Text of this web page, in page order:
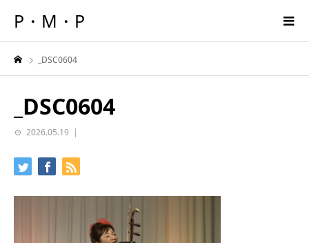
P・M・P
_DSC0604
_DSC0604
2026.05.19